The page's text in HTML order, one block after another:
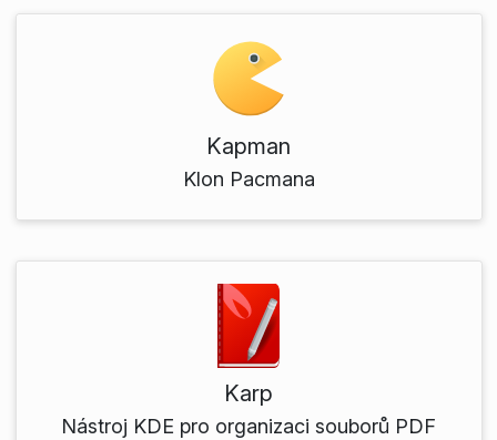
Kapman
Klon Pacmana
Karp
Nástroj KDE pro organizaci souborů PDF